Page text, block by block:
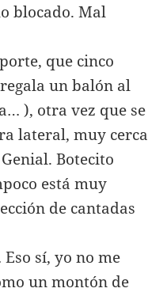
blocado. Mal
que cinco
un balón al
), otra vez que se
lateral, muy cerca
Botecito
está muy
de cantadas
sí, yo no me
un montón de